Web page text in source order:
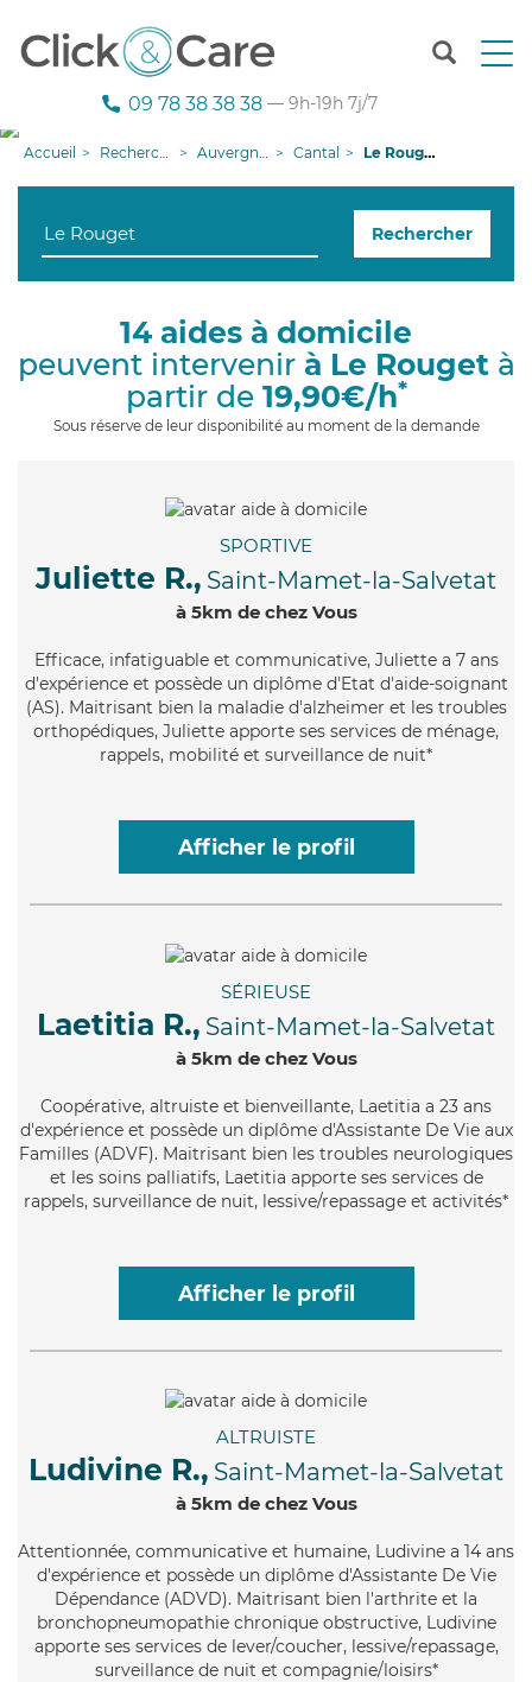
T
n
g
i
09 78 38 38 38 — 9h-19h 7j/7
Accueil Recherche aide à domicile Auvergne-Rhône-Alpes Cantal Le Rouget
Rechercher
14 aides à domicile
peuvent intervenir à Le Rougetà
partir de 19,90€/h*
Sous réserve de leur disponibilité au moment de la demande
SPORTIVE
Juliette R., Saint-Mamet-la-Salvetat
à 5km de chez Vous
Efficace, infatiguable et communicative, Juliette a 7 ans
d'expérience et possède un diplôme d'Etat d'aide-soignant
(AS). Maitrisant bien la maladie d'alzheimer et les troubles
orthopédiques, Juliette apporte ses services de ménage,
rappels, mobilité et surveillance de nuit*
Afficher le profil
SÉRIEUSE
Laetitia R., Saint-Mamet-la-Salvetat
à 5km de chez Vous
Coopérative, altruiste et bienveillante, Laetitia a 23 ans
d'expérience et possède un diplôme d'Assistante De Vie aux
Familles (ADVF). Maitrisant bien les troubles neurologiques
et les soins palliatifs, Laetitia apporte ses services de
rappels, surveillance de nuit, lessive/repassage et activités*
Afficher le profil
ALTRUISTE
Ludivine R., Saint-Mamet-la-Salvetat
à 5km de chez Vous
Attentionnée, communicative et humaine, Ludivine a 14 ans
d'expérience et possède un diplôme d'Assistante De Vie
Dépendance (ADVD). Maitrisant bien l'arthrite et la
bronchopneumopathie chronique obstructive, Ludivine
apporte ses services de lever/coucher, lessive/repassage,
surveillance de nuit et compagnie/loisirs*